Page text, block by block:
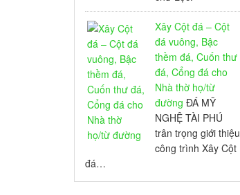
Xây Cột đá – Cột
đá vuông, Bậc
thềm đá, Cuốn thư
đá, Cổng đá cho
Nhà thờ họ/từ
đường ĐÁ MỸ
NGHỆ TÀI PHÚ
trân trọng giới thiệu
công trình Xây Cột
đá…